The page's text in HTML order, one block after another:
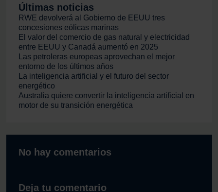
No hay comentarios
Deja tu comentario
Últimas noticias
RWE devolverá al Gobierno de EEUU tres
concesiones eólicas marinas
El valor del comercio de gas natural y electricidad
entre EEUU y Canadá aumentó en 2025
Las petroleras europeas aprovechan el mejor
entorno de los últimos años
La inteligencia artificial y el futuro del sector
energético
Australia quiere convertir la inteligencia artificial en
motor de su transición energética